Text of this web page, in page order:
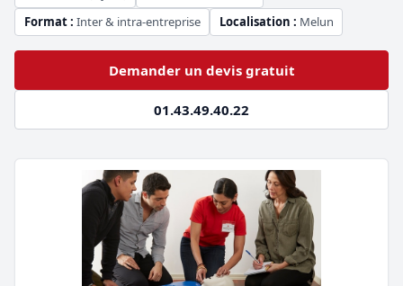
Format : Inter & intra-entreprise Localisation : Melun
Demander un devis gratuit
01.43.49.40.22